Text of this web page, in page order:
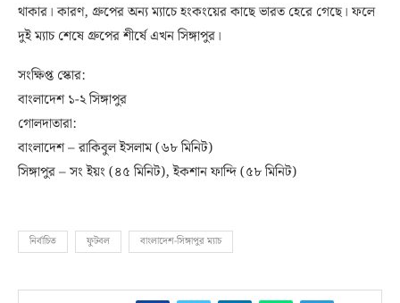
থাকার। কারণ, গ্রুপের অন্য ম্যাচে হংকংয়ের কাছে ভারত হেরে গেছে। ফলে
দুই ম্যাচ শেষে গ্রুপের শীর্ষে এখন সিঙ্গাপুর।
সংক্ষিপ্ত স্কোর:
বাংলাদেশ ১-২ সিঙ্গাপুর
গোলদাতারা:
বাংলাদেশ – রাকিবুল ইসলাম (৬৮ মিনিট)
সিঙ্গাপুর – সং ইয়ং (৪৫ মিনিট), ইকশান ফান্দি (৫৮ মিনিট)
নির্বাচিত ফুটবল বাংলাদেশ-সিঙ্গাপুর ম্যাচ